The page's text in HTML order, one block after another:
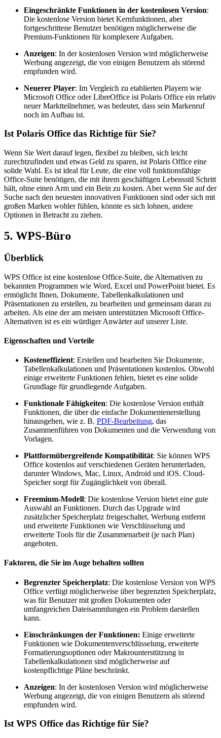
Eingeschränkte Funktionen in der kostenlosen Version:
Die kostenlose Version bietet Kernfunktionen, aber
fortgeschrittene Benutzer benötigen möglicherweise die
Premium-Funktionen für komplexere Aufgaben.
Anzeigen: In der kostenlosen Version wird möglicherweise
Werbung angezeigt, die von einigen Benutzern als störend
empfunden wird.
Neuerer Player: Im Vergleich zu etablierten Playern wie
Microsoft Office oder LibreOffice ist Polaris Office ein relativ
neuer Marktteilnehmer, was bedeutet, dass sein Markenruf
noch im Aufbau ist.
Ist Polaris Office das Richtige für Sie?
Wenn Sie Wert darauf legen, flexibel zu bleiben, sich leicht
zurechtzufinden und etwas Geld zu sparen, ist Polaris Office eine
solide Wahl. Es ist ideal für Leute, die eine voll funktionsfähige
Office-Suite benötigen, die mit ihrem geschäftigen Lebensstil Schritt
hält, ohne einen Arm und ein Bein zu kosten. Aber wenn Sie auf der
Suche nach den neuesten innovativen Funktionen sind oder sich mit
großen Marken wohler fühlen, könnte es sich lohnen, andere
Optionen in Betracht zu ziehen.
5. WPS-Büro
Überblick
WPS Office ist eine kostenlose Office-Suite, die Alternativen zu
bekannten Programmen wie Word, Excel und PowerPoint bietet. Es
ermöglicht Ihnen, Dokumente, Tabellenkalkulationen und
Präsentationen zu erstellen, zu bearbeiten und gemeinsam daran zu
arbeiten. Als eine der am meisten unterstützten Microsoft Office-
Alternativen ist es ein würdiger Anwärter auf unserer Liste.
Eigenschaften und Vorteile
Kosteneffizient: Erstellen und bearbeiten Sie Dokumente,
Tabellenkalkulationen und Präsentationen kostenlos. Obwohl
einige erweiterte Funktionen fehlen, bietet es eine solide
Grundlage für grundlegende Aufgaben.
Funktionale Fähigkeiten: Die kostenlose Version enthält
Funktionen, die über die einfache Dokumentenerstellung
hinausgehen, wie z. B. PDF-Bearbeitung, das
Zusammenführen von Dokumenten und die Verwendung von
Vorlagen.
Plattformübergreifende Kompatibilität: Sie können WPS
Office kostenlos auf verschiedenen Geräten herunterladen,
darunter Windows, Mac, Linux, Android und iOS. Cloud-
Speicher sorgt für Zugänglichkeit von überall.
Freemium-Modell: Die kostenlose Version bietet eine gute
Auswahl an Funktionen. Durch das Upgrade wird
zusätzlicher Speicherplatz freigeschaltet, Werbung entfernt
und erweiterte Funktionen wie Verschlüsselung und
erweiterte Tools für die Zusammenarbeit (je nach Plan)
angeboten.
Faktoren, die Sie im Auge behalten sollten
Begrenzter Speicherplatz: Die kostenlose Version von WPS
Office verfügt möglicherweise über begrenzten Speicherplatz,
was für Benutzer mit großen Dokumenten oder
umfangreichen Dateisammlungen ein Problem darstellen
kann.
Einschränkungen der Funktionen: Einige erweiterte
Funktionen wie Dokumentenverschlüsselung, erweiterte
Formatierungsoptionen oder Makrounterstützung in
Tabellenkalkulationen sind möglicherweise auf
kostenpflichtige Pläne beschränkt.
Anzeigen: In der kostenlosen Version wird möglicherweise
Werbung angezeigt, die von einigen Benutzern als störend
empfunden wird.
Ist WPS Office das Richtige für Sie?